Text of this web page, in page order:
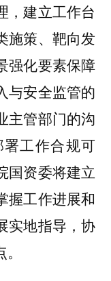
，建立工作台
施策、靶向发
强化要素保障
与安全监管的
主管部门的沟
工作合规可
国资委将建立
握工作进展和
实地指导，协